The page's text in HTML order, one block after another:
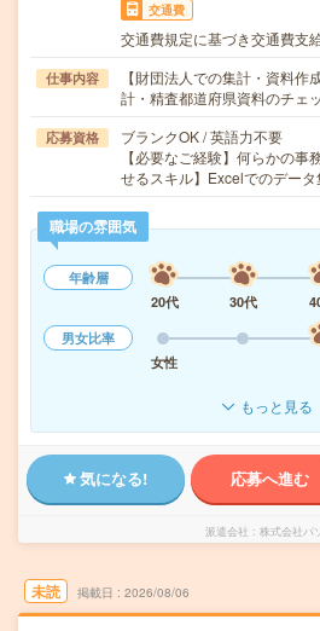
交通費
交通費規定に基づき交通費支
仕事内容
【財団法人での集計・資料
計・精査都道府県資料のチェ
応募資格
ブランクOK / 英語力不要
【必要なご経験】何らかの
せるスキル】Excelでのデー
職場の雰囲気
年齢層
20代
30代
男女比率
女性
もっと見る
気になる! 応募へ進む
派遣会社 株式会社パ
未読 掲載日 2026/08/06